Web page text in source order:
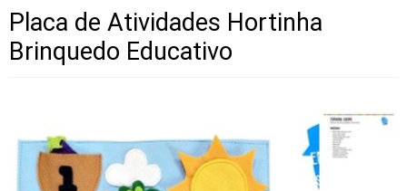
Placa de Atividades Hortinha
Brinquedo Educativo